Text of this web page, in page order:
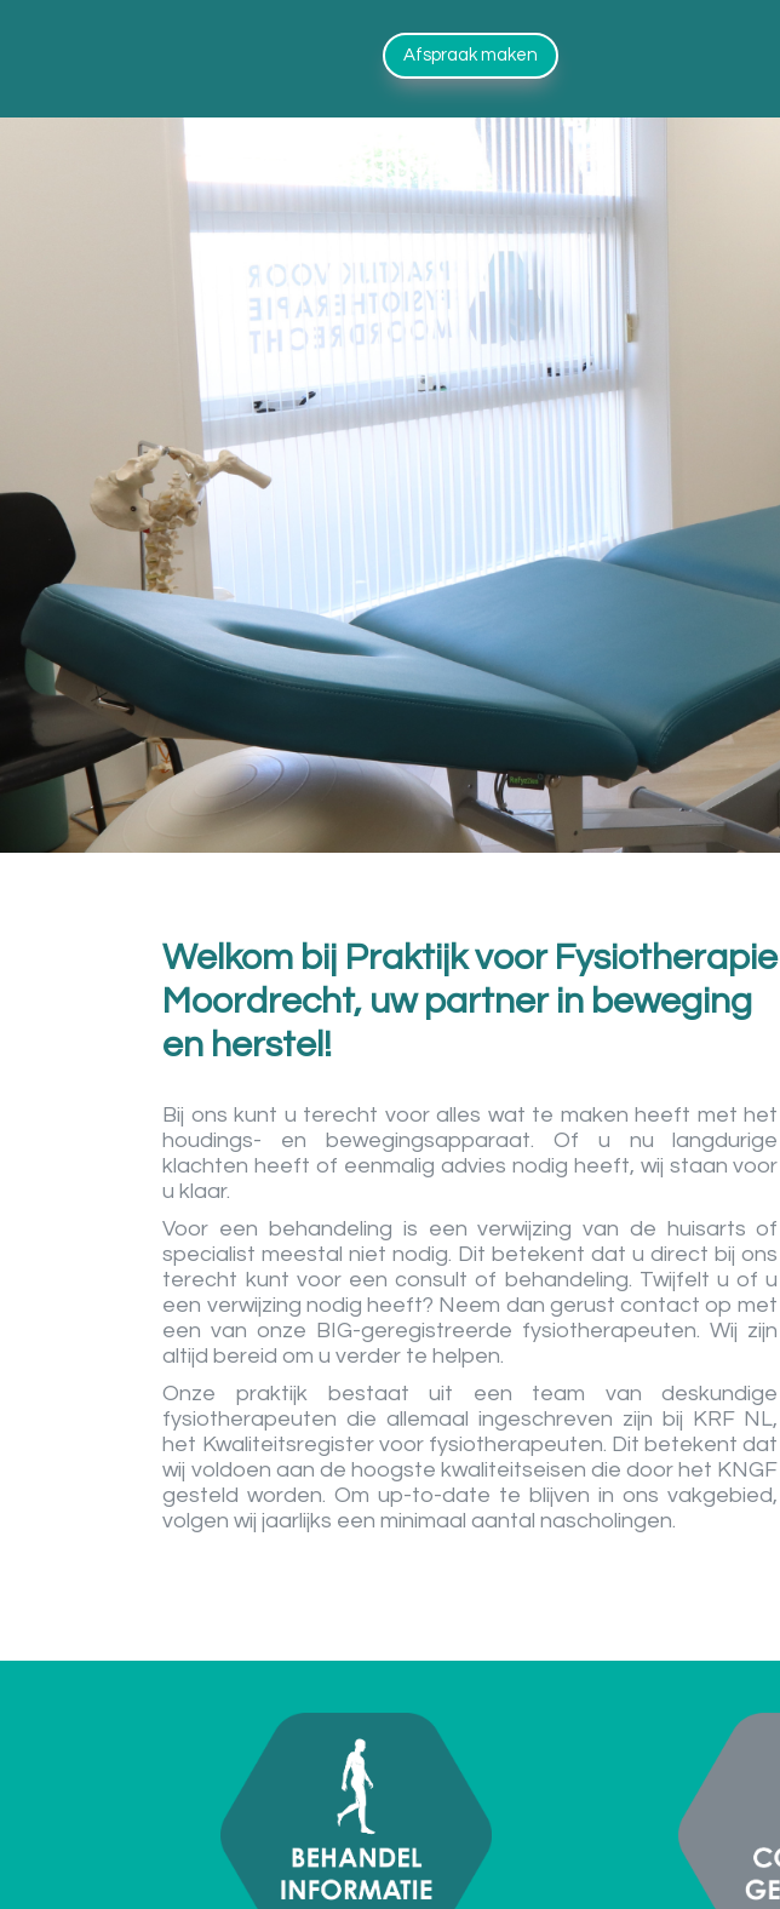
Afspraak maken
Welkom bij Praktijk voor Fysiotherapie
Moordrecht, uw partner in beweging
en herstel!
Bij ons kunt u terecht voor alles wat te maken heeft met het
houdings- en bewegingsapparaat. Of u nu langdurige
klachten heeft of eenmalig advies nodig heeft, wij staan voor
u klaar.
Voor een behandeling is een verwijzing van de huisarts of
specialist meestal niet nodig. Dit betekent dat u direct bij ons
terecht kunt voor een consult of behandeling. Twijfelt u of u
een verwijzing nodig heeft? Neem dan gerust contact op met
een van onze BIG-geregistreerde fysiotherapeuten. Wij zijn
altijd bereid om u verder te helpen.
Onze praktijk bestaat uit een team van deskundige
fysiotherapeuten die allemaal ingeschreven zijn bij KRF NL,
het Kwaliteitsregister voor fysiotherapeuten. Dit betekent dat
wij voldoen aan de hoogste kwaliteitseisen die door het KNGF
gesteld worden. Om up-to-date te blijven in ons vakgebied,
volgen wij jaarlijks een minimaal aantal nascholingen.